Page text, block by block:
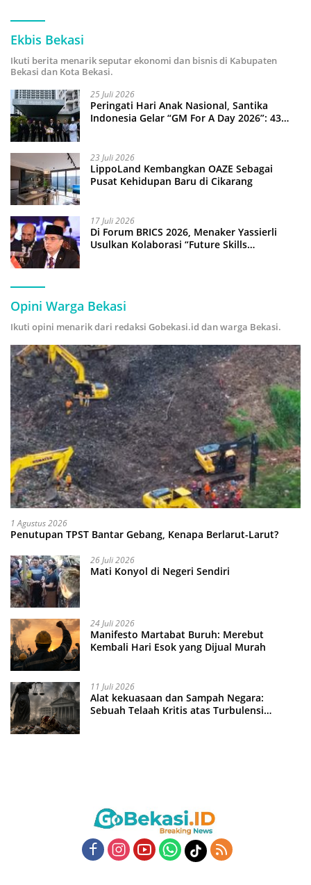
Ekbis Bekasi
Ikuti berita menarik seputar ekonomi dan bisnis di Kabupaten
Bekasi dan Kota Bekasi.
25 Juli 2026
Peringati Hari Anak Nasional, Santika
Indonesia Gelar “GM For A Day 2026”: 43
23 Juli 2026
LippoLand Kembangkan OAZE Sebagai
Pusat Kehidupan Baru di Cikarang
17 Juli 2026
Di Forum BRICS 2026, Menaker Yassierli
Usulkan Kolaborasi “Future Skills
Opini Warga Bekasi
Ikuti opini menarik dari redaksi Gobekasi.id dan warga Bekasi.
1 Agustus 2026
Penutupan TPST Bantar Gebang, Kenapa Berlarut-Larut?
26 Juli 2026
Mati Konyol di Negeri Sendiri
24 Juli 2026
Manifesto Martabat Buruh: Merebut
Kembali Hari Esok yang Dijual Murah
11 Juli 2026
Alat kekuasaan dan Sampah Negara:
Sebuah Telaah Kritis atas Turbulensi